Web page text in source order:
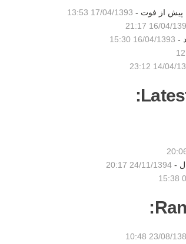
پیش از فوت - 17/04/1393 13:53
16/04/1393
16/04/1393 15:30
14/04/1393
-
24/11/1394 20:17
23/08/1385